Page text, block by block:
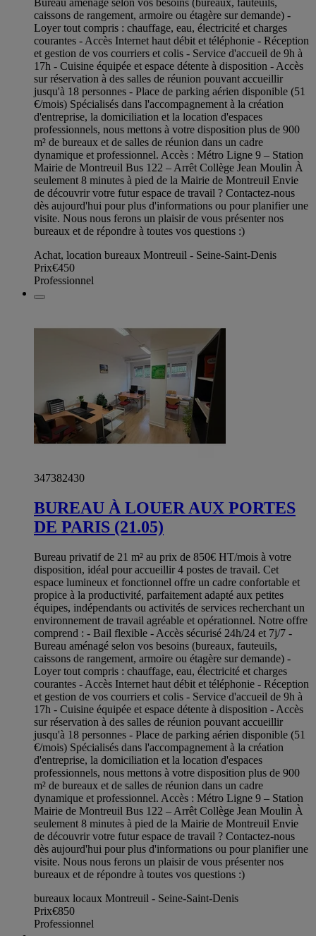
Bureau aménagé selon vos besoins (bureaux, fauteuils,
caissons de rangement, armoire ou étagère sur demande) -
Loyer tout compris : chauffage, eau, électricité et charges
courantes - Accès Internet haut débit et téléphonie - Réception
et gestion de vos courriers et colis - Service d'accueil de 9h à
17h - Cuisine équipée et espace détente à disposition - Accès
sur réservation à des salles de réunion pouvant accueillir
jusqu'à 18 personnes - Place de parking aérien disponible (51
€/mois) Spécialisés dans l'accompagnement à la création
d'entreprise, la domiciliation et la location d'espaces
professionnels, nous mettons à votre disposition plus de 900
m² de bureaux et de salles de réunion dans un cadre
dynamique et professionnel. Accès : Métro Ligne 9 – Station
Mairie de Montreuil Bus 122 – Arrêt Collège Jean Moulin À
seulement 8 minutes à pied de la Mairie de Montreuil Envie
de découvrir votre futur espace de travail ? Contactez-nous
dès aujourd'hui pour plus d'informations ou pour planifier une
visite. Nous nous ferons un plaisir de vous présenter nos
bureaux et de répondre à toutes vos questions :)
Achat, location bureaux Montreuil - Seine-Saint-Denis
Prix€450
Professionnel
347382430
BUREAU À LOUER AUX PORTES
DE PARIS (21.05)
Bureau privatif de 21 m² au prix de 850€ HT/mois à votre
disposition, idéal pour accueillir 4 postes de travail. Cet
espace lumineux et fonctionnel offre un cadre confortable et
propice à la productivité, parfaitement adapté aux petites
équipes, indépendants ou activités de services recherchant un
environnement de travail agréable et opérationnel. Notre offre
comprend : - Bail flexible - Accès sécurisé 24h/24 et 7j/7 -
Bureau aménagé selon vos besoins (bureaux, fauteuils,
caissons de rangement, armoire ou étagère sur demande) -
Loyer tout compris : chauffage, eau, électricité et charges
courantes - Accès Internet haut débit et téléphonie - Réception
et gestion de vos courriers et colis - Service d'accueil de 9h à
17h - Cuisine équipée et espace détente à disposition - Accès
sur réservation à des salles de réunion pouvant accueillir
jusqu'à 18 personnes - Place de parking aérien disponible (51
€/mois) Spécialisés dans l'accompagnement à la création
d'entreprise, la domiciliation et la location d'espaces
professionnels, nous mettons à votre disposition plus de 900
m² de bureaux et de salles de réunion dans un cadre
dynamique et professionnel. Accès : Métro Ligne 9 – Station
Mairie de Montreuil Bus 122 – Arrêt Collège Jean Moulin À
seulement 8 minutes à pied de la Mairie de Montreuil Envie
de découvrir votre futur espace de travail ? Contactez-nous
dès aujourd'hui pour plus d'informations ou pour planifier une
visite. Nous nous ferons un plaisir de vous présenter nos
bureaux et de répondre à toutes vos questions :)
bureaux locaux Montreuil - Seine-Saint-Denis
Prix€850
Professionnel